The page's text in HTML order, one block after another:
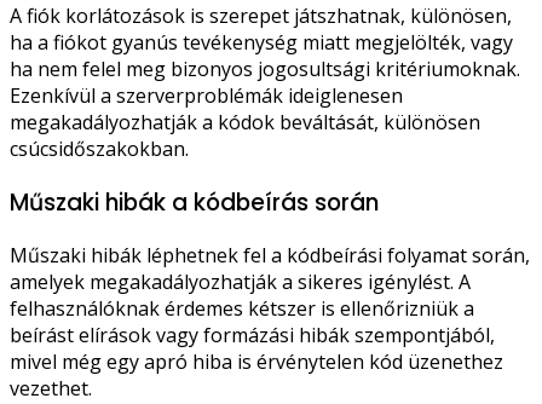
A fiók korlátozások is szerepet játszhatnak, különösen,
ha a fiókot gyanús tevékenység miatt megjelölték, vagy
ha nem felel meg bizonyos jogosultsági kritériumoknak.
Ezenkívül a szerverproblémák ideiglenesen
megakadályozhatják a kódok beváltását, különösen
csúcsidőszakokban.
Műszaki hibák a kódbeírás során
Műszaki hibák léphetnek fel a kódbeírási folyamat során,
amelyek megakadályozhatják a sikeres igénylést. A
felhasználóknak érdemes kétszer is ellenőrizniük a
beírást elírások vagy formázási hibák szempontjából,
mivel még egy apró hiba is érvénytelen kód üzenethez
vezethet.